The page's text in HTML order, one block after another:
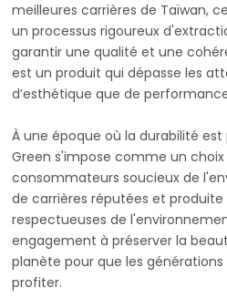
meilleures carrières de Taïwan,
un processus rigoureux
garantir une qualité et une
est un produit qui dépasse les
d’esthétique que de
À une époque où la durabilité est
Green s'impose comme un
consommateurs soucieux de
de carrières réputées et produite
respectueuses de
engagement à préserver la
planète pour que les
profiter.